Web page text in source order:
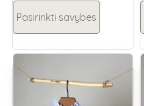
Pasirinkti savybes